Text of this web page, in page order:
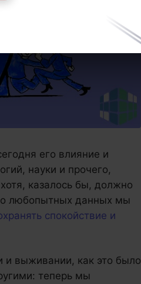
его влияние и
науки и прочего,
казалось бы, должно
любопытных данных мы
спокойствие и
и выживании, как это было
теперь мы